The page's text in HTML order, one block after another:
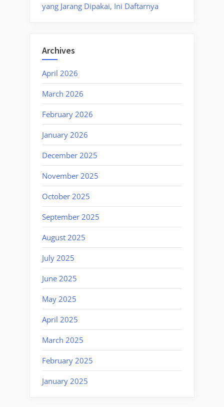
yang Jarang Dipakai, Ini Daftarnya
Archives
April 2026
March 2026
February 2026
January 2026
December 2025
November 2025
October 2025
September 2025
August 2025
July 2025
June 2025
May 2025
April 2025
March 2025
February 2025
January 2025